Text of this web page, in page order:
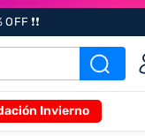
❗❗
Invierno